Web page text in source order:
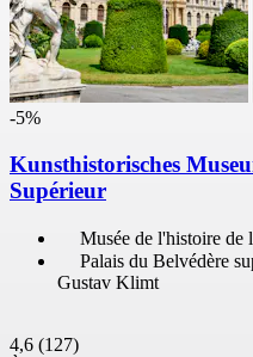
-5%
Kunsthistorisches
Supérieur
Musée de l'histoire
Palais du Belvédère
Gustav Klimt
4,6 (127)